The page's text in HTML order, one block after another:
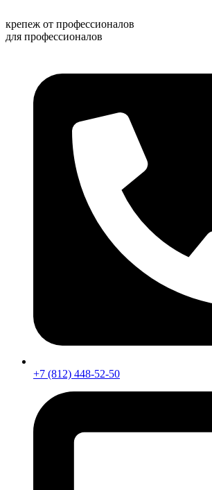
к
содержимому
крепеж от профессионалов
для профессионалов
+7 (812) 448-52-50